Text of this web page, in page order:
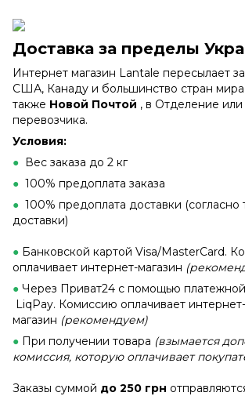
Доставка за пределы
Интернет магазин Lantale пересылает
США, Канаду и большинство стран мира
также Новой Почтой , в Отделение
перевозчика.
Условия:
● Вес заказа до 2 кг
● 100% предоплата заказа
● 100% предоплата доставки
доставки)
● Банковской картой Visa/MasterCard.
оплачивает интернет-магазин
● Через Приват24 с помощью
LiqPay. Комиссию оплачивает интернет-
магазин (рекомендуем)
● При получении товара (взымается
комиссия, которую оплачивает
Заказы суммой до 250 грн